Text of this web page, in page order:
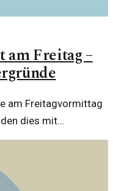
Freitag –
am Freitagvormittag
dies mit
Ein Blick auf die